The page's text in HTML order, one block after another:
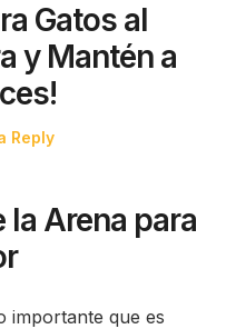
Gatos al
y Mantén a
Reply
la Arena para
importante que es